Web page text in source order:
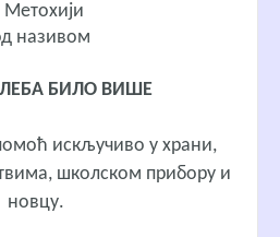
Метохији
називом
БИЛО ВИШЕ
искључиво у храни,
школском прибору и
новцу.